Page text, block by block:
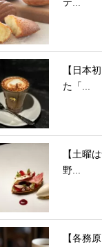
【日本
た「...
【土曜
野...
【各務